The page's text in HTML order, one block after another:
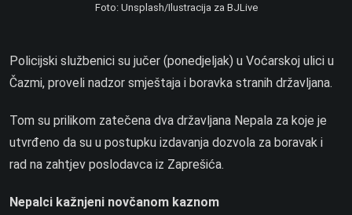
Foto: Unsplash/Ilustracija za BJLive
Policijski službenici su jučer (ponedjeljak) u Voćarskoj ulici u
Čazmi, proveli nadzor smještaja i boravka stranih državljana.
Tom su prilikom zatečena dva državljana Nepala za koje je
utvrđeno da su u postupku izdavanja dozvola za boravak i
rad na zahtjev poslodavca iz Zaprešića.
Nepalci kažnjeni novčanom kaznom